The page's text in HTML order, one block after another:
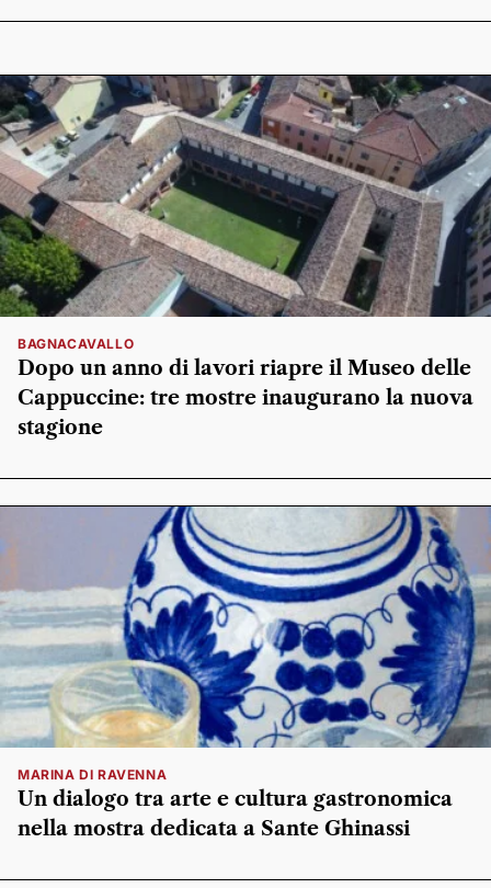
BAGNACAVALLO
Dopo un anno di lavori riapre il Museo delle
Cappuccine: tre mostre inaugurano la nuova
stagione
MARINA DI RAVENNA
Un dialogo tra arte e cultura gastronomica
nella mostra dedicata a Sante Ghinassi